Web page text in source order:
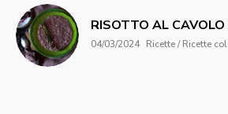
RISOTTO AL CAVOLO
04/03/2024 Ricette / Ricette